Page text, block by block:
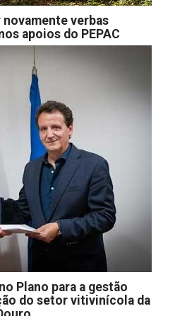
verbas
apoios do PEPAC
Plano para a gestão
do setor vitivinícola da